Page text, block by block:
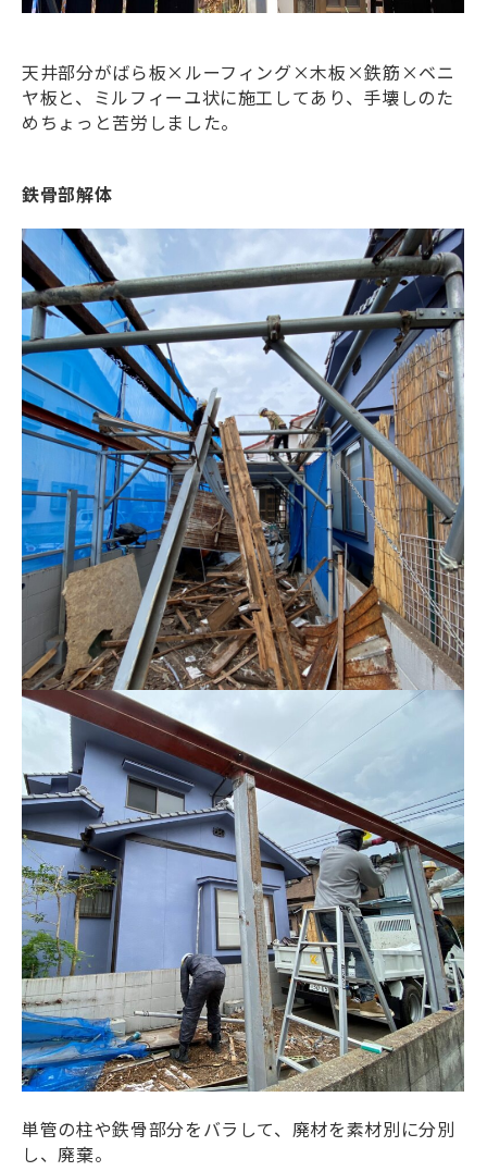
天井部分がばら板×ルーフィング×木板×鉄筋×ベニ
ヤ板と、ミルフィーユ状に施工してあり、手壊しのた
めちょっと苦労しました。
鉄骨部解体
単管の柱や鉄骨部分をバラして、廃材を素材別に分別
し、廃棄。